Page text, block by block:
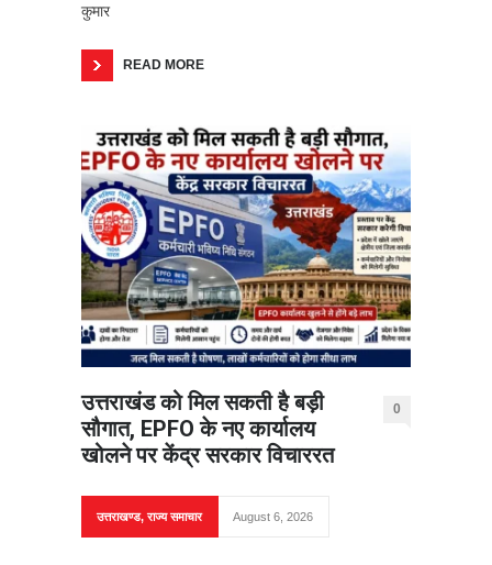
कुमार
READ MORE
उत्तराखंड को मिल सकती है बड़ी
सौगात, EPFO के नए कार्यालय
खोलने पर केंद्र सरकार विचाररत
0
उत्तराखण्ड,राज्य समाचार August 6, 2026